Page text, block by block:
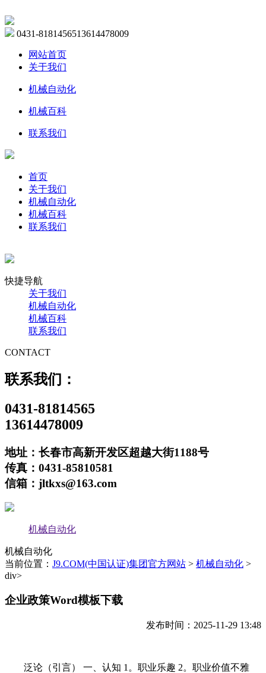
0431-8181456513614478009
网站首页
关于我们
机械自动化
机械百科
联系我们
首页
关于我们
机械自动化
机械百科
联系我们
快捷导航
关于我们
机械自动化
机械百科
联系我们
CONTACT
联系我们：
0431-81814565
13614478009
地址：长春市高新开发区超越大街1188号
传真：0431-85810581
信箱：jltkxs@163.com
机械自动化
机械自动化
当前位置： J9.COM(中国认证)集团官方网站 > 机械自动化 >
div>
企业政策Word模板下载
发布时间：2025-11-29 13:48
泛论（引言） 一、认知 1。职业乐趣 2。职业价值不雅